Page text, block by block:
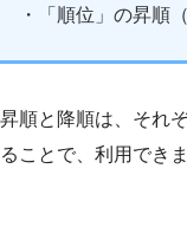
・「順位」の昇順
昇順と降順は、それ
ることで、利用できま